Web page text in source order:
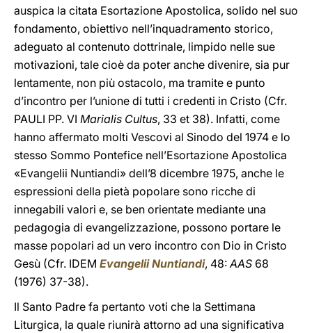
auspica la citata Esortazione Apostolica, solido nel suo
fondamento, obiettivo nell’inquadramento storico,
adeguato al contenuto dottrinale, limpido nelle sue
motivazioni, tale cioè da poter anche divenire, sia pur
lentamente, non più ostacolo, ma tramite e punto
d’incontro per l’unione di tutti i credenti in Cristo (Cfr.
PAULI PP. VI Marialis Cultus, 33 et 38). Infatti, come
hanno affermato molti Vescovi al Sinodo del 1974 e lo
stesso Sommo Pontefice nell’Esortazione Apostolica
«Evangelii Nuntiandi» dell’8 dicembre 1975, anche le
espressioni della pietà popolare sono ricche di
innegabili valori e, se ben orientate mediante una
pedagogia di evangelizzazione, possono portare le
masse popolari ad un vero incontro con Dio in Cristo
Gesù (Cfr. IDEM Evangelii Nuntiandi, 48:AAS 68
(1976) 37-38).
Il Santo Padre fa pertanto voti che la Settimana
Liturgica, la quale riunirà attorno ad una significativa